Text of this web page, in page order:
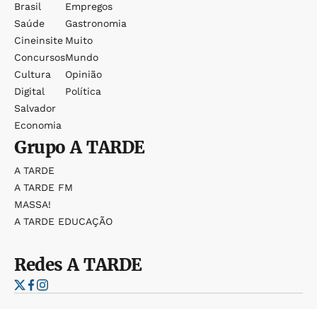
Brasil
Saúde
Cineinsite
Concursos
Cultura
Digital
Salvador
Economia
Empregos
Gastronomia
Muito
Mundo
Opinião
Política
GrupoA TARDE
A TARDE
A TARDE FM
MASSA!
A TARDE EDUCAÇÃO
RedesA TARDE